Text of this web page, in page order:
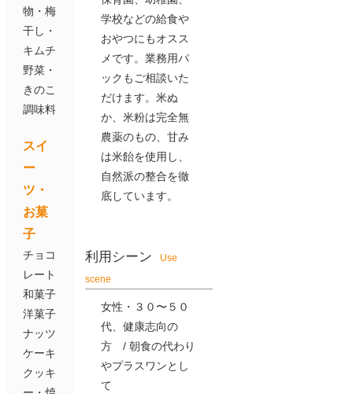
学校などの給食や
おやつにもオスス
メです。業務用パ
ックもご相談いた
だけます。米ぬ
か、米粉は完全無
農薬のもの、甘み
は米飴を使用し、
自然派の整合を徹
底しています。
利用シーン
Use
scene
女性・３０〜５０
代、健康志向の
方 / 朝食の代わり
やプラスワンとし
て
物・梅
干し・
キムチ
野菜・
きのこ
調味料
スイ
ー
ツ・
お菓
子
チョコ
レート
和菓子
洋菓子
ナッツ
ケーキ
クッキ